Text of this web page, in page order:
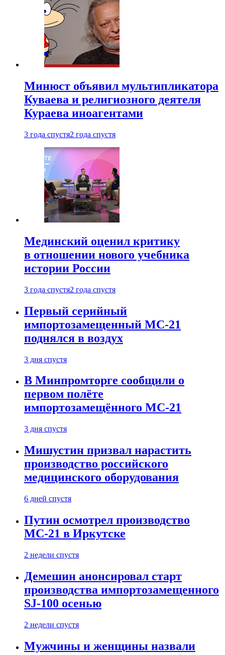
Минюст объявил мультипликатора
Куваева и религиозного деятеля
Кураева иноагентами
3 года спустя2 года спустя
Мединский оценил критику
в отношении нового учебника
истории России
3 года спустя2 года спустя
Первый серийный
импортозамещенный МС-21
поднялся в воздух
3 дня спустя
В Минпромторге сообщили о
первом полёте
импортозамещённого МС-21
3 дня спустя
Мишустин призвал нарастить
производство российского
медицинского оборудования
6 дней спустя
Путин осмотрел производство
МС-21 в Иркутске
2 недели спустя
Демешин анонсировал старт
производства импортозамещенного
SJ-100 осенью
2 недели спустя
Мужчины и женщины назвали